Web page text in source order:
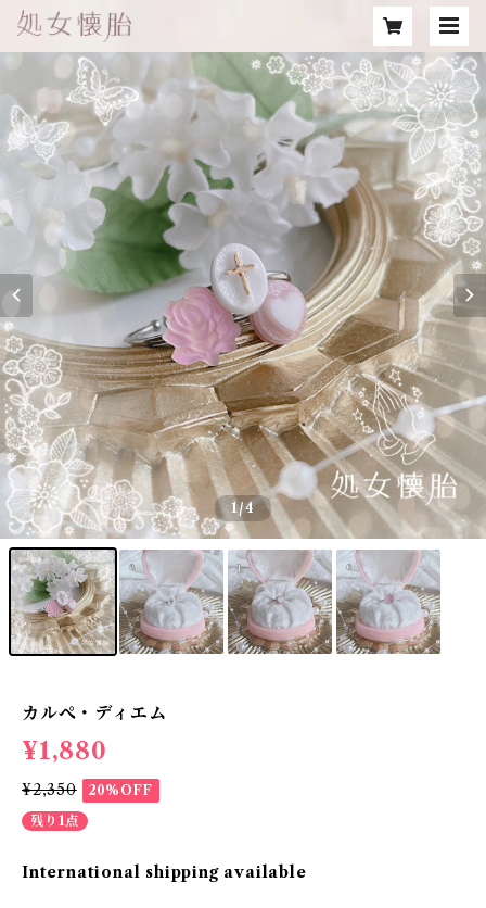
1/4
カルぺ・ディエム
¥1,880
¥2,350
20%OFF
残り1点
International shipping available